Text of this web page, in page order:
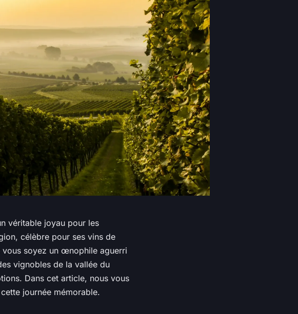
véritable joyau pour les
célèbre pour ses vins de
vous soyez un œnophile aguerri
vignobles de la vallée du
Dans cet article, nous vous
journée mémorable.